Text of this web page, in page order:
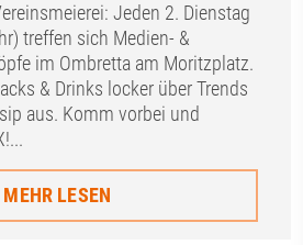
Jeden 2. Dienstag
treffen sich Medien- &
im Ombretta am Moritzplatz.
& Drinks locker über Trends
aus. Komm vorbei und
MEHR LESEN